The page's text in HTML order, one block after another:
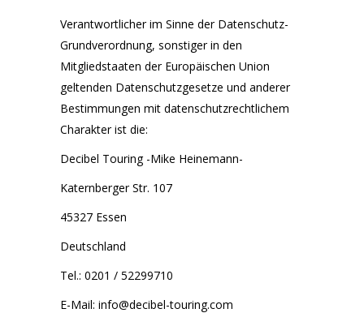
Verantwortlicher im Sinne der Datenschutz-
Grundverordnung, sonstiger in den
Mitgliedstaaten der Europäischen Union
geltenden Datenschutzgesetze und anderer
Bestimmungen mit datenschutzrechtlichem
Charakter ist die:
Decibel Touring -Mike Heinemann-
Katernberger Str. 107
45327 Essen
Deutschland
Tel.: 0201 / 52299710
E-Mail: info@decibel-touring.com